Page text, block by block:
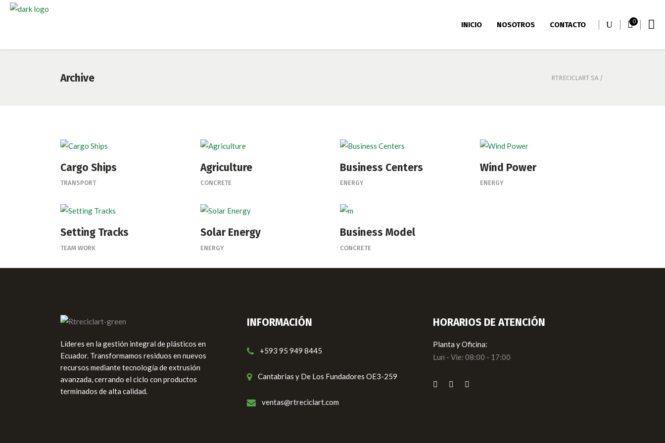
INICIO NOSOTROS CONTACTO 0
Archive RTRECICLART SA /
Cargo Ships
TRANSPORT
Agriculture
CONCRETE
Business Centers
ENERGY
Wind Power
ENERGY
Setting Tracks
TEAM WORK
Solar Energy
ENERGY
Business Model
CONCRETE
Líderes en la gestión integral de plásticos en
Ecuador. Transformamos residuos en nuevos
recursos mediante tecnología de extrusión
avanzada, cerrando el ciclo con productos
terminados de alta calidad.
INFORMACIÓN
+593 95 949 8445
Cantabrias y De Los Fundadores OE3-259
ventas@rtreciclart.com
HORARIOS DE ATENCIÓN
Planta y Oficina:
Lun - Vie: 08:00 - 17:00